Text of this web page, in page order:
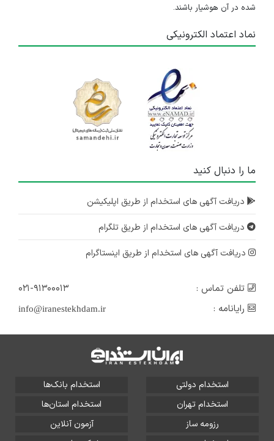
شده در آن هوشیار باشند.
نماد اعتماد الکترونیکی
ما را دنبال کنید
دریافت آگهی های استخدام از طریق اپلیکیشن
دریافت آگهی های استخدام از طریق تلگرام
دریافت آگهی های استخدام از طریق اینستاگرام
تلفن تماس :
۰۲۱-۹۱۳۰۰۰۱۳
رایانامه :
info@iranestekhdam.ir
استخدام دولتی
استخدام بانک‌ها
استخدام تهران
استخدام استان‌ها
رزومه ساز
آزمون آنلاین